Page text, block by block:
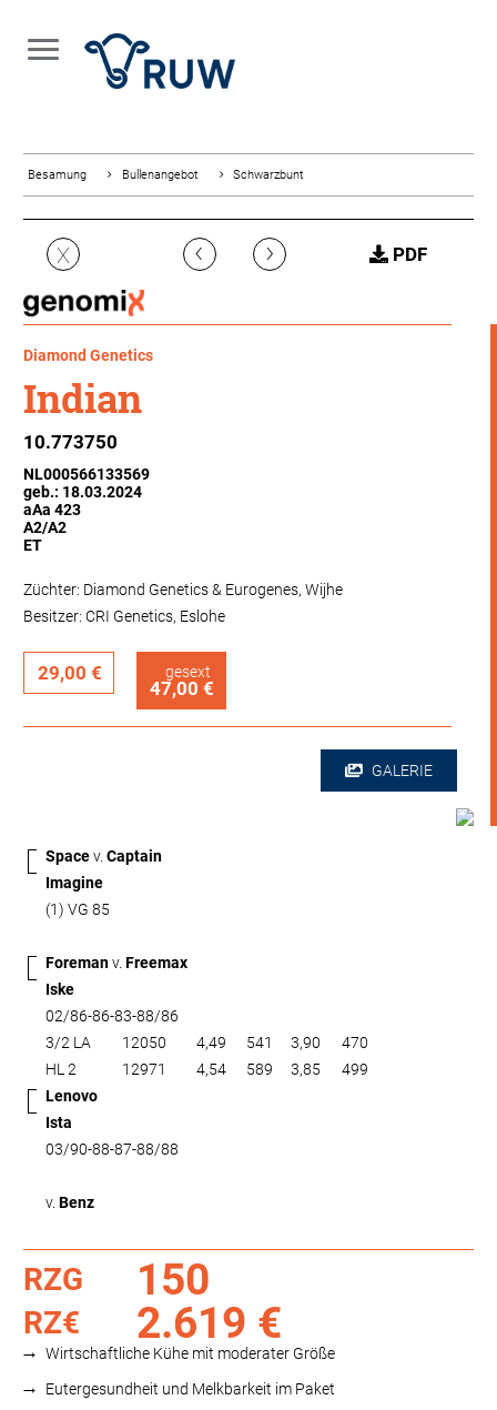
Besamung Bullenangebot Schwarzbunt
X ‹ › PDF
Diamond Genetics
Indian
10.773750
NL000566133569
geb.: 18.03.2024
aAa 423
A2/A2
ET
Züchter: Diamond Genetics & Eurogenes, Wijhe
Besitzer: CRI Genetics, Eslohe
29,00 € gesext
47,00 €
GALERIE
Spacev. Captain
Imagine
(1) VG 85
Foremanv. Freemax
Iske
02/86-86-83-88/86
3/2 LA
12050 4,49 541 3,90
470
HL 2
12971 4,54 589 3,85
499
Lenovo
Ista
03/90-88-87-88/88
v. Benz
RZG 150
RZ€ 2.619 €
Wirtschaftliche Kühe mit moderater Größe
Eutergesundheit und Melkbarkeit im Paket